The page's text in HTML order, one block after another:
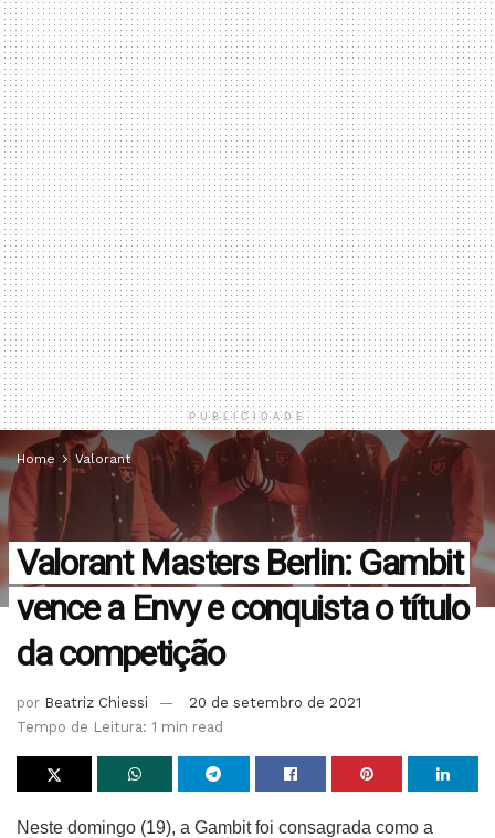
PUBLICIDADE
Home Valorant
Valorant Masters Berlin: Gambit
vence a Envy e conquista o título
da competição
por Beatriz Chiessi
20 de setembro de 2021
Tempo de Leitura: 1 min read
Neste domingo (19), a Gambit foi consagrada como a